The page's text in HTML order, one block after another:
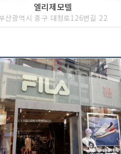
엘리제모텔
산광역시 중구 대청로126번길 22